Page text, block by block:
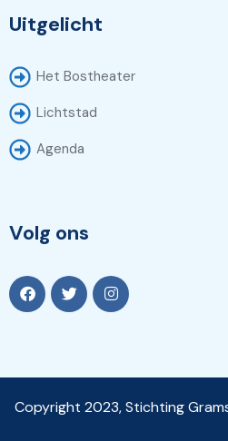
Uitgelicht
Het Bostheater
Lichtstad
Agenda
Volg ons
Copyright 2023, Stichting